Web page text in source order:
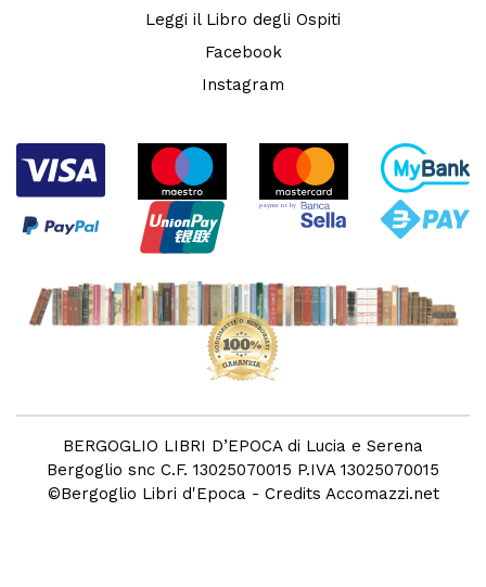
Leggi il Libro degli Ospiti
Facebook
Instagram
BERGOGLIO LIBRI D’EPOCA di Lucia e Serena
Bergoglio snc C.F. 13025070015 P.IVA 13025070015
©Bergoglio Libri d'Epoca - Credits Accomazzi.net